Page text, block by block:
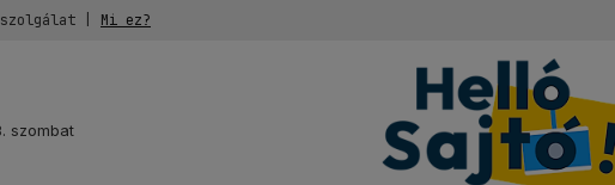
| Mi ez?
szombat